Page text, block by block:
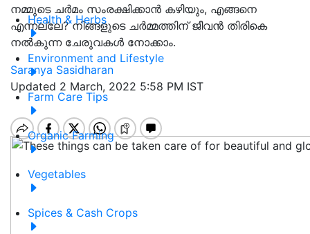
Health & Herbs
Environment and Lifestyle
Farm Care Tips
Organic Farming
Vegetables
Spices & Cash Crops
നമ്മുടെ ചർമം സംരക്ഷിക്കാൻ കഴിയും, എങ്ങനെ
എന്നല്ലേ? നിങ്ങളുടെ ചർമ്മത്തിന് ജീവൻ തിരികെ
നൽകുന്ന ചേരുവകൾ നോക്കാം.
Saranya Sasidharan
Updated 2 March, 2022 5:58 PM IST